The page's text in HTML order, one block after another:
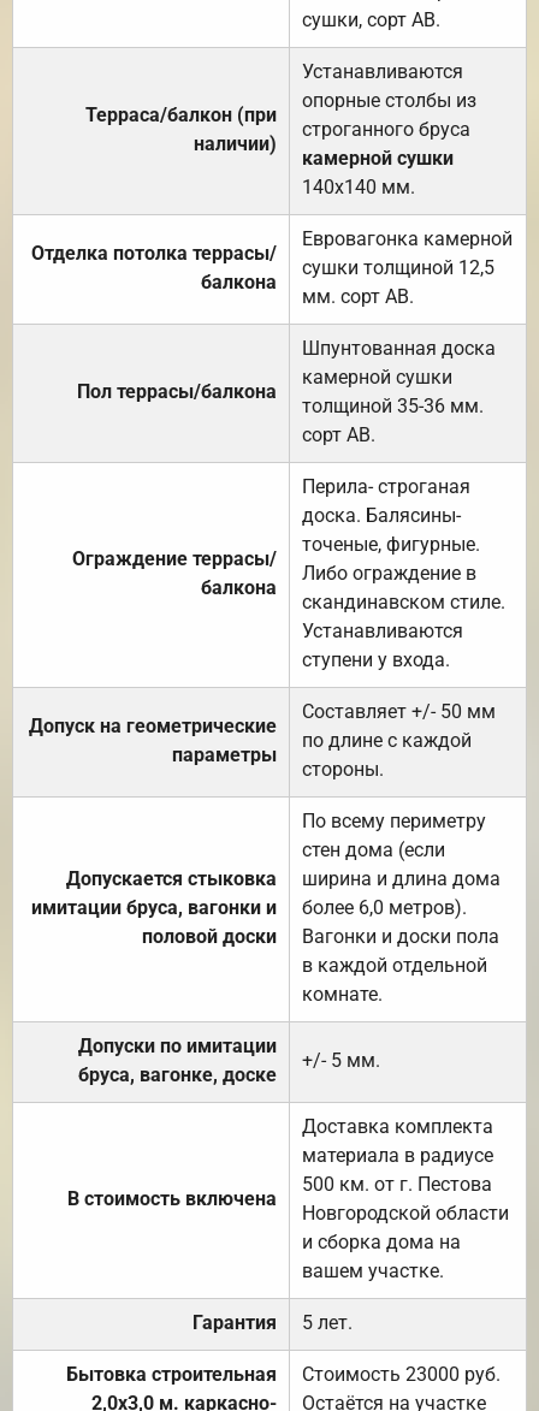
сушки, сорт АВ.
Терраса/балкон (при
наличии)
Устанавливаются
опорные столбы из
строганного бруса
камерной сушки
140х140 мм.
Отделка потолка террасы/
балкона
Евровагонка камерной
сушки толщиной 12,5
мм. сорт АВ.
Пол террасы/балкона
Шпунтованная доска
камерной сушки
толщиной 35-36 мм.
сорт АВ.
Ограждение террасы/
балкона
Перила- строганая
доска. Балясины-
точеные, фигурные.
Либо ограждение в
скандинавском стиле.
Устанавливаются
ступени у входа.
Допуск на геометрические
параметры
Составляет +/- 50 мм
по длине с каждой
стороны.
Допускается стыковка
имитации бруса, вагонки и
половой доски
По всему периметру
стен дома (если
ширина и длина дома
более 6,0 метров).
Вагонки и доски пола
в каждой отдельной
комнате.
Допуски по имитации
бруса, вагонке, доске
+/- 5 мм.
В стоимость включена
Доставка комплекта
материала в радиусе
500 км. от г. Пестова
Новгородской области
и сборка дома на
вашем участке.
Гарантия 5 лет.
Бытовка строительная
2,0х3,0 м. каркасно-
Стоимость 23000 руб.
Остаётся на участке